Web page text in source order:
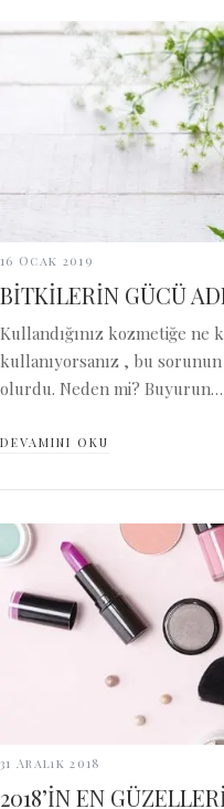
16 Ocak 2019
BİTKİLERİN GÜCÜ
Kullandığınız kozmetiğe ne
kullanıyorsanız , bu sorunun
olurdu. Neden mi? Buyurun…
DEVAMINI OKU
31 Aralık 2018
2018’İN EN